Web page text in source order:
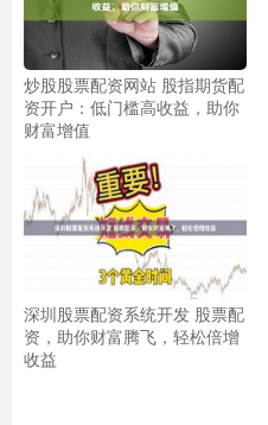
炒股股票配资网站 股指期货配
资开户：低门槛高收益，助你
财富增值
深圳股票配资系统开发 股票配
资，助你财富腾飞，轻松倍增
收益